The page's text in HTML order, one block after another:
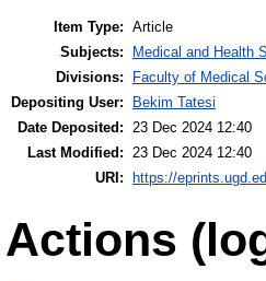
Item Type: Article
Subjects:
Medical and Health
Divisions:
Faculty of Medical
Depositing User:
Bekim Tatesi
Date Deposited: 23 Dec 2024 12:40
Last Modified: 23 Dec 2024 12:40
URI:
https://
Actions